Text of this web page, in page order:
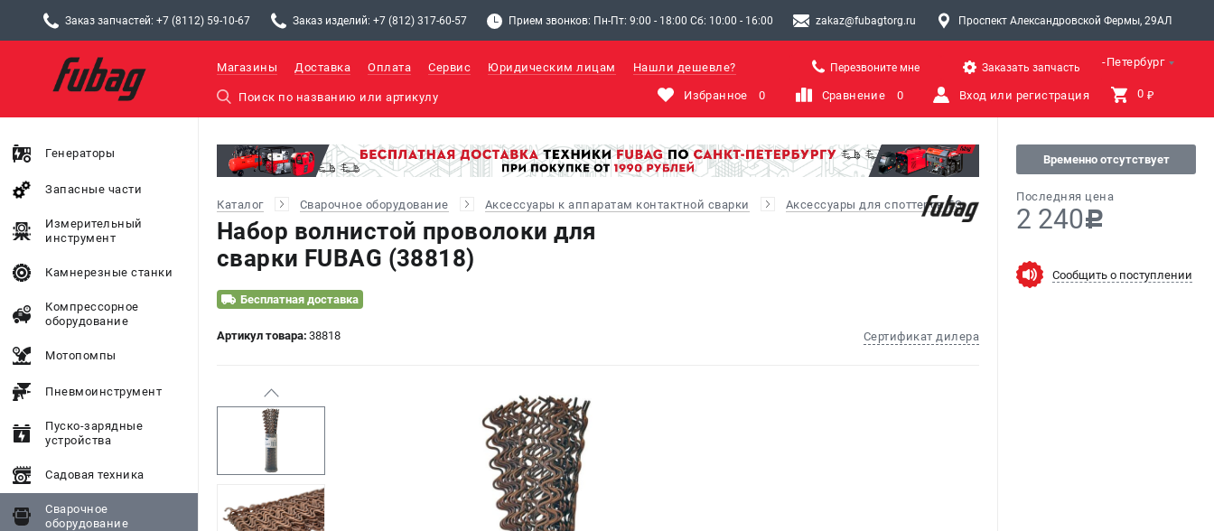
Заказ запчастей: +7 (8112) 59-10-67 Заказ изделий: +7 (812) 317-60-57 Прием звонков: Пн-Пт: 9:00 - 18:00 Сб: 10:00 - 16:00 zakaz@fubagtorg.ru Проспект Александровской Фермы, 29АЛ
Санкт-Петербург
Магазины Доставка Оплата Сервис Юридическим лицам Нашли дешевле? Перезвоните мне Заказать запчасть
Избранное 0 Сравнение 0 Вход или регистрация 0 ₽
Генераторы
Запасные части
Измерительный
инструмент
Камнерезные станки
Компрессорное
оборудование
Мотопомпы
Пневмоинструмент
Пуско-зарядные
устройства
Садовая техника
Сварочное
оборудование
Каталог Сварочное оборудование Аксессуары к аппаратам контактной сварки Аксессуары для споттеров TS
Набор волнистой проволоки для
сварки FUBAG (38818)
Бесплатная доставка
Артикул товара: 38818 Сертификат дилера
Временно отсутствует
Последняя цена
2 240c
Сообщить о поступлении